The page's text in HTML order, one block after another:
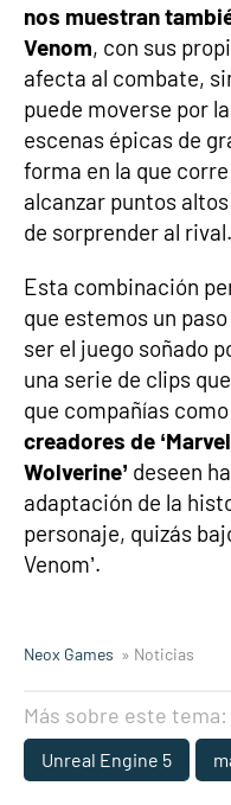
nos muestran
Venom, con sus
afecta al combate,
puede moverse por
escenas épicas de
forma en la que
alcanzar puntos
de sorprender al rival.
Esta combinación
que estemos un
ser el juego soñado
una serie de clips
que compañías
creadores de
Wolverine’ deseen
adaptación de la
personaje, quizás
Venom’.
Neox Games » Noticias
Más sobre este tema:
Unreal Engine 5